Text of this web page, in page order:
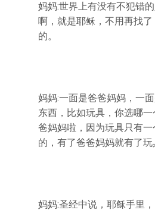
妈妈:世界上有没有不犯错
啊，就是耶稣，不用再找
的。
妈妈:一面是爸爸妈妈，一
东西，比如玩具，你选哪
爸妈妈啦，因为玩具只有
的，有了爸爸妈妈就有了玩
妈妈:圣经中说，耶稣手里